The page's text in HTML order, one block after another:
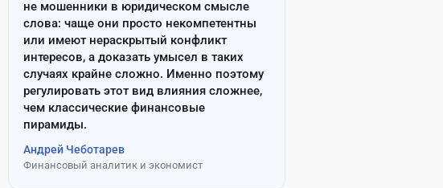
не мошенники в юридическом смысле
слова: чаще они просто некомпетентны
или имеют нераскрытый конфликт
интересов, а доказать умысел в таких
случаях крайне сложно. Именно поэтому
регулировать этот вид влияния сложнее,
чем классические финансовые
пирамиды.
Андрей Чеботарев
Финансовый аналитик и экономист